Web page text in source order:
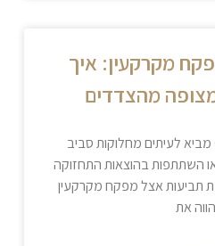
מקרקעין: איך
מהצדדים
מביא לעיתים מחלוקות סביב
השתתפות בהוצאות התחזוקה
תביעות אצל מפקח מקרקעין
את